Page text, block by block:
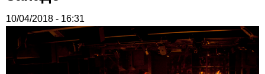
10/04/2018 - 16:31